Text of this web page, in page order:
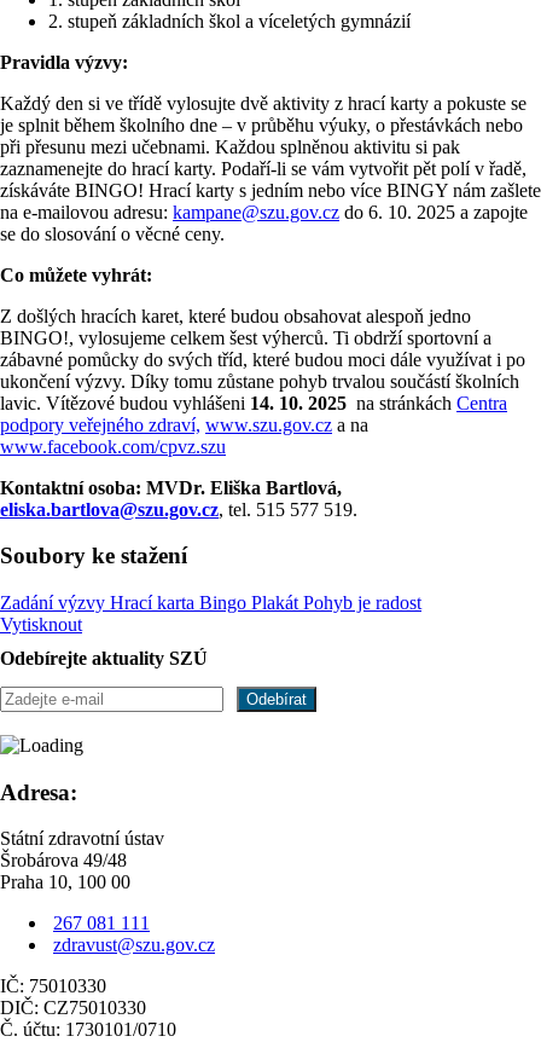
2. stupeň základních škol a víceletých gymnázií
Pravidla výzvy:
Každý den si ve třídě vylosujte dvě aktivity z hrací karty a pokuste se
je splnit během školního dne – v průběhu výuky, o přestávkách nebo
při přesunu mezi učebnami. Každou splněnou aktivitu si pak
zaznamenejte do hrací karty. Podaří-li se vám vytvořit pět polí v řadě,
získáváte BINGO! Hrací karty s jedním nebo více BINGY nám zašlete
na e-mailovou adresu: kampane@szu.gov.cz do 6. 10. 2025 a zapojte
se do slosování o věcné ceny.
Co můžete vyhrát:
Z došlých hracích karet, které budou obsahovat alespoň jedno
BINGO!, vylosujeme celkem šest výherců. Ti obdrží sportovní a
zábavné pomůcky do svých tříd, které budou moci dále využívat i po
ukončení výzvy. Díky tomu zůstane pohyb trvalou součástí školních
lavic. Vítězové budou vyhlášeni 14. 10. 2025 na stránkách Centra
podpory veřejného zdraví, www.szu.gov.cz a na
www.facebook.com/cpvz.szu
Kontaktní osoba: MVDr. Eliška Bartlová,
eliska.bartlova@szu.gov.cz, tel. 515 577 519.
Soubory ke stažení
Zadání výzvy Hrací karta Bingo Plakát Pohyb je radost
Vytisknout
Odebírejte aktuality SZÚ
Adresa:
Státní zdravotní ústav
Šrobárova 49/48
Praha 10, 100 00
267 081 111
zdravust@szu.gov.cz
IČ: 75010330
DIČ: CZ75010330
Č. účtu: 1730101/0710